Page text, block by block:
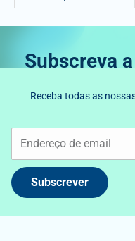
Subscreva
Receba todas as
Subscrever